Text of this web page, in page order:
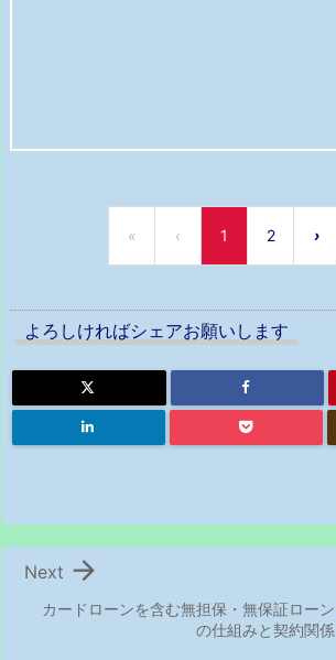
« ‹ 1 2 ›
よろしければシェアお願いします
カードローンを含む無担保・無保証ローン
の仕組みと契約関係

Next